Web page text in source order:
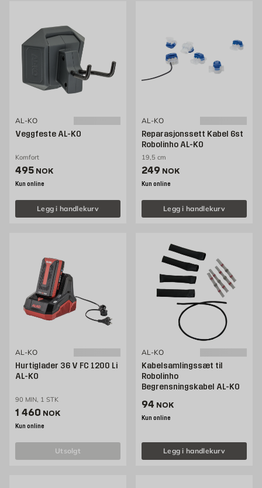
AL-KO
Veggfeste AL-KO
Komfort
Pris 495 NOK /stk
495 NOK
Kun online
Legg i handlekurv
AL-KO
Reparasjonssett Kabel 6st
Robolinho AL-KO
19,5 cm
Pris 249 NOK /stk
249 NOK
Kun online
Legg i handlekurv
AL-KO
Hurtiglader 36 V FC 1200 Li
AL-KO
90 MIN, 1 STK
Pris 1460 NOK /stk
1 460 NOK
Kun online
utsolgt
AL-KO
Kabelsamlingssæt til
Robolinho
Begrensningskabel AL-KO
Pris 94 NOK /stk
94 NOK
Kun online
Legg i handlekurv